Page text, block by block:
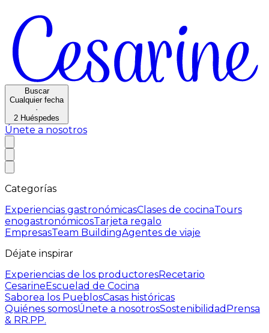
Buscar
Cualquier fecha
·
2 Huéspedes
Únete a nosotros
Categorías
Experiencias gastronómicasClases de cocinaTours
enogastronómicosTarjeta regalo
EmpresasTeam BuildingAgentes de viaje
Déjate inspirar
Experiencias de los productoresRecetario
CesarineEscuelad de Cocina
Saborea los PueblosCasas históricas
Quiénes somosÚnete a nosotrosSostenibilidad Prensa
& RR.PP.